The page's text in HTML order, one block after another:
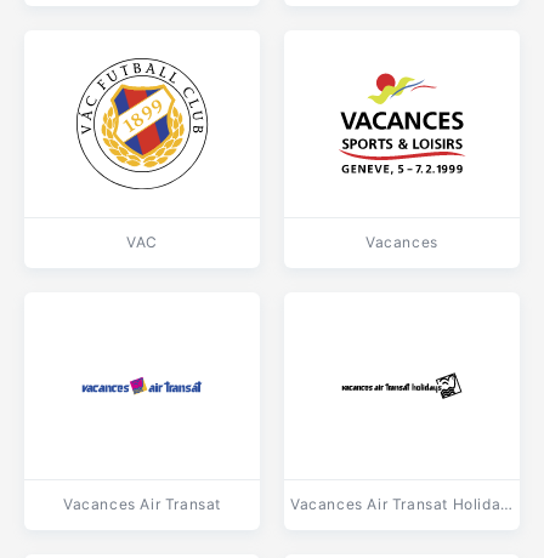
VAC Vacances
Vacances Air Transat Vacances Air Transat Holidays